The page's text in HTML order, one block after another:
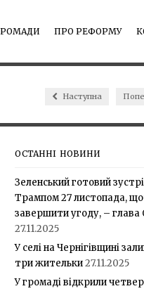
ПРО РЕФОРМУ
Наступна
ОСТАННІ НОВИНИ
Зеленський готовий
Трампом 27 листопада,
завершити угоду, –
27.11.2025
У селі на Чернігівщині
три жительки27.11.2025
У громаді відкрили